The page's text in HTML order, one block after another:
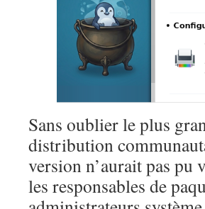
Sans oublier le plus
distribution
version n’aurait pas pu
les responsables de